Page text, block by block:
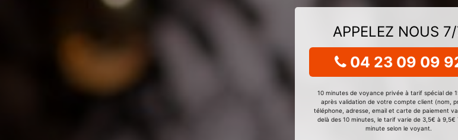
APPELEZ NOUS
04 23 09 09
10 minutes de voyance privée à tarif spécial de
après validation de votre compte client (nom,
téléphone, adresse, email et carte de paiement
delà des 10 minutes, le tarif varie de 3,5€ à 9,5€
minute selon le voyant.